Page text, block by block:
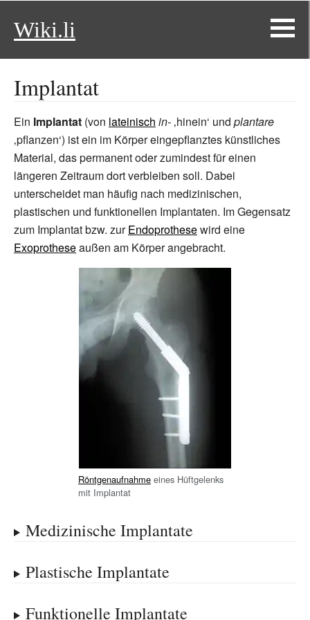
Wiki.li
Implantat
Ein Implantat (von lateinisch in- ‚hinein‘ und plantare
‚pflanzen‘) ist ein im Körper eingepflanztes künstliches
Material, das permanent oder zumindest für einen
längeren Zeitraum dort verbleiben soll. Dabei
unterscheidet man häufig nach medizinischen,
plastischen und funktionellen Implantaten. Im Gegensatz
zum Implantat bzw. zurEndoprothesewird eine
Exoprotheseaußen am Körper angebracht.
Röntgenaufnahme eines Hüftgelenks
mit Implantat
Medizinische Implantate
Plastische Implantate
Funktionelle Implantate